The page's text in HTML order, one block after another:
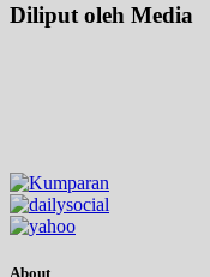
Diliput oleh Media
About